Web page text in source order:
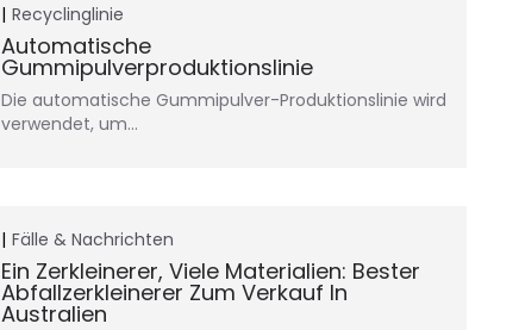
Recyclinglinie
Automatische
Gummipulverproduktionslinie
Die automatische Gummipulver-Produktionslinie wird
verwendet, um…
Fälle & Nachrichten
Ein Zerkleinerer, Viele Materialien: Bester
Abfallzerkleinerer Zum Verkauf In
Australien